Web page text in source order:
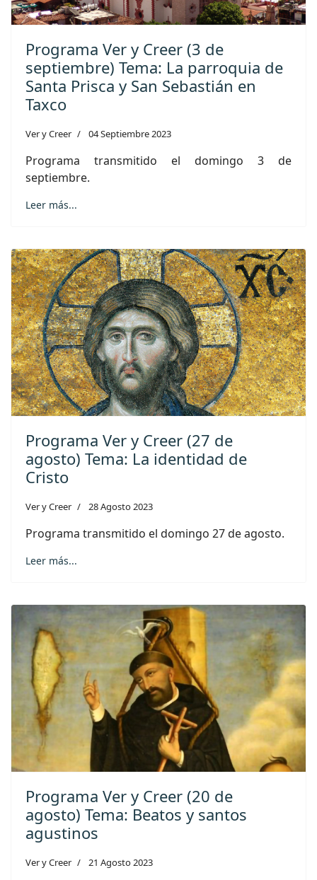
Programa Ver y Creer (3 de
septiembre) Tema: La parroquia de
Santa Prisca y San Sebastián en
Taxco
Ver y Creer 04 Septiembre 2023
Programa transmitido el domingo 3 de
septiembre.
Leer más...
Programa Ver y Creer (27 de
agosto) Tema: La identidad de
Cristo
Ver y Creer 28 Agosto 2023
Programa transmitido el domingo 27 de agosto.
Leer más...
Programa Ver y Creer (20 de
agosto) Tema: Beatos y santos
agustinos
Ver y Creer 21 Agosto 2023